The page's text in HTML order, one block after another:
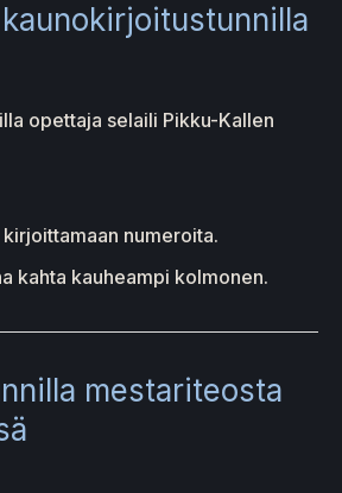
opettaja selaili Pikku-Kallen
numeroita.
kahta kauheampi kolmonen.
mestariteosta